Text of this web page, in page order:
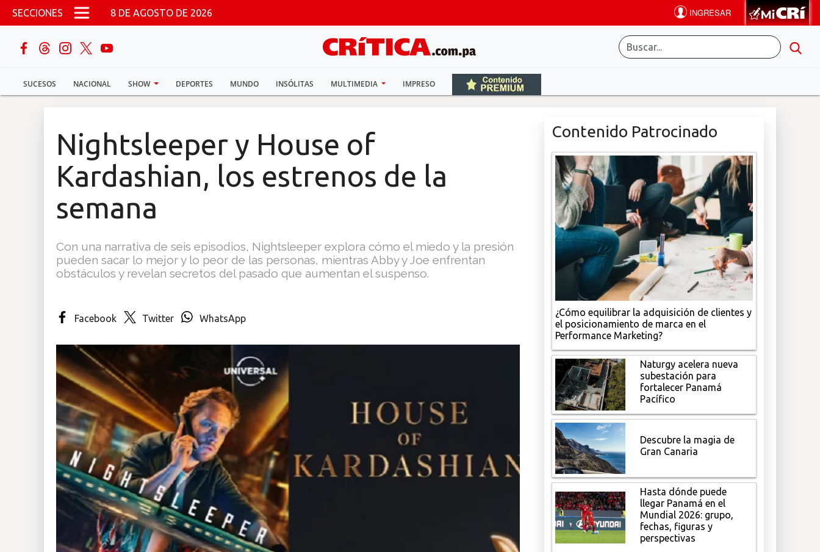
Pasar al contenido principal
SECCIONES 8 DE AGOSTO DE 2026
SUCESOS NACIONAL SHOW DEPORTES MUNDO INSÓLITAS MULTIMEDIA IMPRESO
buscar
Sucesos
Nightsleeper y House of
Kardashian, los estrenos de la
semana
Con una narrativa de seis episodios, Nightsleeper explora cómo el miedo y la presión
pueden sacar lo mejor y lo peor de las personas, mientras Abby y Joe enfrentan
obstáculos y revelan secretos del pasado que aumentan el suspenso.
Facebook Twitter WhatsApp
Contenido Patrocinado
¿Cómo equilibrar la adquisición de clientes y
el posicionamiento de marca en el
Performance Marketing?
Naturgy acelera nueva
subestación para
fortalecer Panamá
Pacífico
Descubre la magia de
Gran Canaria
Hasta dónde puede
llegar Panamá en el
Mundial 2026: grupo,
fechas, figuras y
perspectivas